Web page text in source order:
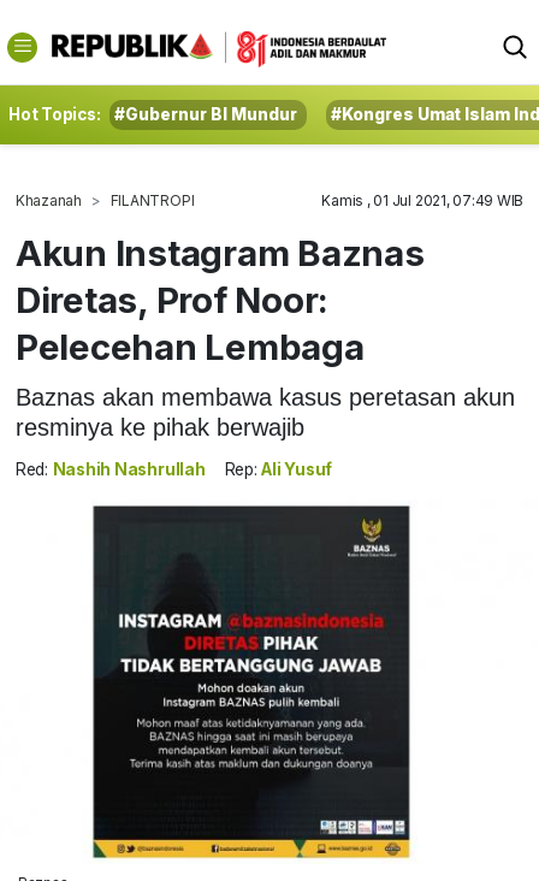
Hot Topics: #Gubernur BI Mundur #Kongres Umat Islam
Khazanah FILANTROPI Kamis , 01 Jul 2021, 07:49 WIB
Akun Instagram Baznas
Diretas, Prof Noor:
Pelecehan Lembaga
Baznas akan membawa kasus peretasan akun
resminya ke pihak berwajib
Red: Nashih Nashrullah Rep: Ali Yusuf